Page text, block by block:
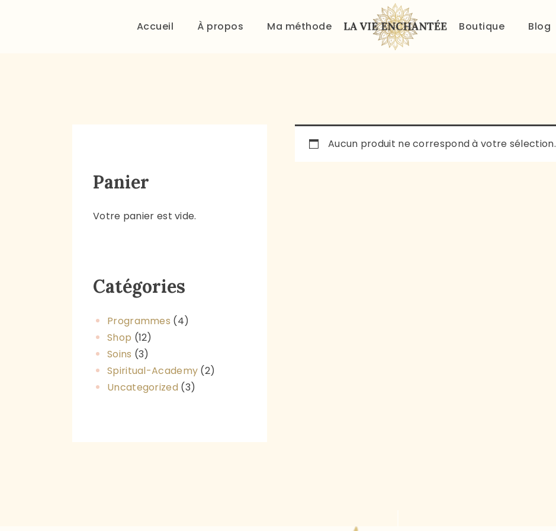
Accueil À propos Ma méthode Boutique Blog
ACCUEIL
BLOG
Aucun produit ne correspond à votre sélection.
Panier
Votre panier est vide.
Catégories
Programmes (4)
Shop (12)
Soins (3)
Spiritual-Academy (2)
Uncategorized (3)